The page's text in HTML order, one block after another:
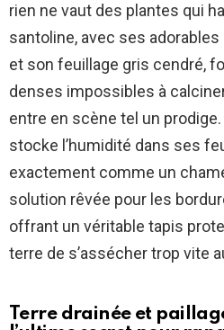
rien ne vaut des plantes qui
santoline, avec ses
et son feuillage gris cendré,
denses impossibles à
entre en scène tel un
stocke l’humidité dans ses
exactement comme un
solution rêvée pour les
offrant un véritable tapis
terre de s’assécher trop vite
Terre drainée et